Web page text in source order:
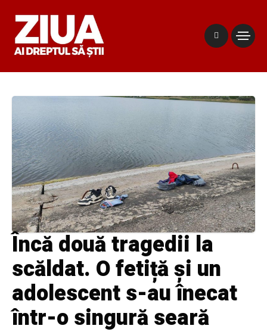
Încă două tragedii la
scăldat. O fetiță și un
adolescent s-au înecat
într-o singură seară